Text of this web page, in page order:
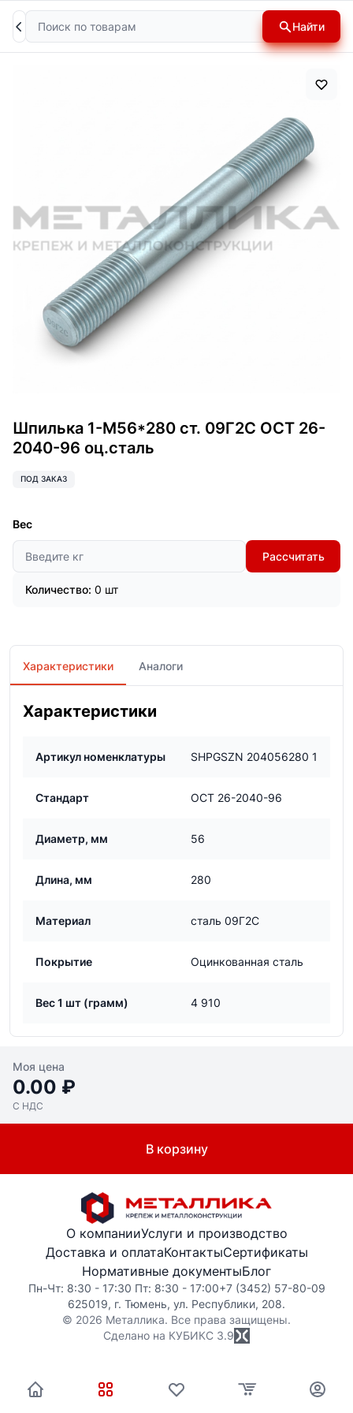
Поиск Найти
Шпилька 1-М56*280 ст. 09Г2С ОСТ 26-
2040-96 оц.сталь
ПОД ЗАКАЗ
Вес
Рассчитать
Количество: 0 шт
Характеристики Аналоги
Характеристики
Артикул номенклатуры SHPGSZN 204056280 1
Стандарт ОСТ 26-2040-96
Диаметр, мм 56
Длина, мм 280
Материал сталь 09Г2С
Покрытие Оцинкованная сталь
Вес 1 шт (грамм) 4 910
Моя цена
0.00 ₽
С НДС
В корзину
О компанииУслуги и производство
Доставка и оплатаКонтактыСертификаты
Нормативные документыБлог
Пн-Чт: 8:30 - 17:30 Пт: 8:30 - 17:00+7 (3452) 57-80-09
625019, г. Тюмень, ул. Республики, 208.
© 2026 Металлика. Все права защищены.
Сделано на КУБИКС 3.9